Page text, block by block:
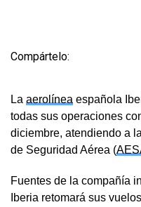
Compártelo:
La aerolínea española
todas sus operaciones
diciembre, atendiendo a
de Seguridad Aérea (
Fuentes de la compañía
Iberia retomará sus